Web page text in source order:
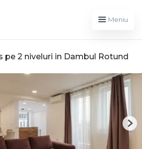
Meniu
pe 2 niveluri in Dambul Rotund